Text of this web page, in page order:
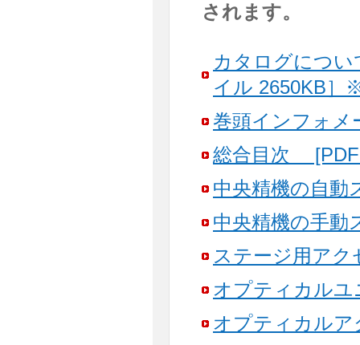
されます。
カタログにつ
イル 2650KB］
巻頭インフォ
総合目次 [PDF
中央精機の自
中央精機の手
ステージ用ア
オプティカル
オプティカル